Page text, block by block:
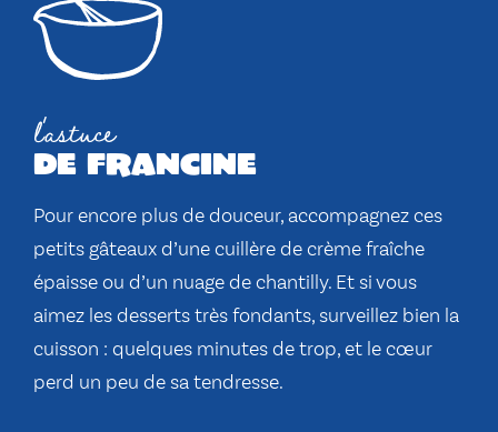
l'astuce
de francine
Pour encore plus de douceur, accompagnez ces
petits gâteaux d’une cuillère de crème fraîche
épaisse ou d’un nuage de chantilly. Et si vous
aimez les desserts très fondants, surveillez bien la
cuisson : quelques minutes de trop, et le cœur
perd un peu de sa tendresse.